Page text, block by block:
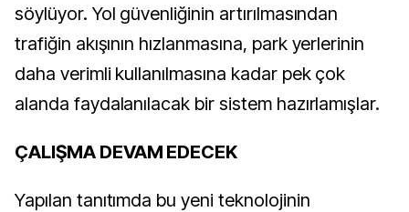
söylüyor. Yol güvenliğinin artırılmasından
trafiğin akışının hızlanmasına, park yerlerinin
daha verimli kullanılmasına kadar pek çok
alanda faydalanılacak bir sistem​ hazırlamışlar.​
ÇALIŞMA DEVAM EDECEK
Yapılan​ tanıtımda bu yeni teknolojinin